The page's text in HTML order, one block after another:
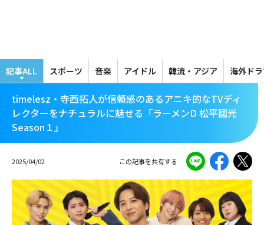
テ
ン
記事ALL スポーツ 音楽 アイドル 韓流・アジア 海外ド
timelesz・寺西拓人が信頼感のあるアニキ的なTVディ
レクターをナチュラルに魅せる「ラーメンD 松平國光
Season１」
2025/04/02 この記事を共有する